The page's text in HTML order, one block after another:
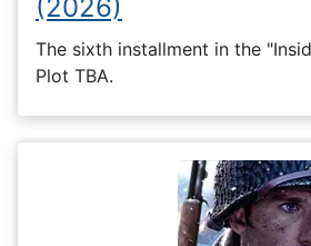
(2026)
The sixth installment in the
Plot TBA.